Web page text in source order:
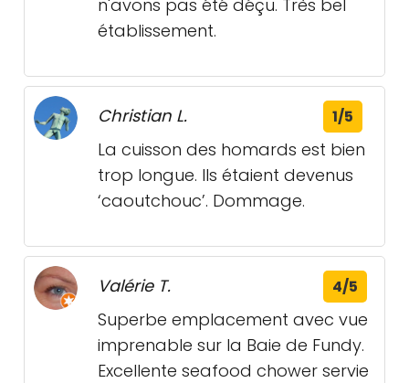
n'avons pas été déçu. Très bel
établissement.
Christian L. 1/5
La cuisson des homards est bien
trop longue. Ils étaient devenus
‘caoutchouc’. Dommage.
Valérie T. 4/5
Superbe emplacement avec vue
imprenable sur la Baie de Fundy.
Excellente seafood chower servie